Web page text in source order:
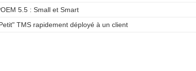
5.5 : Small et Smart
TMS rapidement déployé à un client